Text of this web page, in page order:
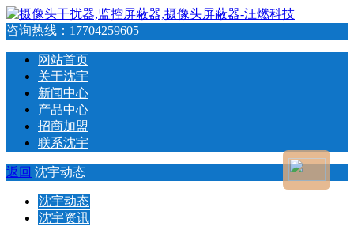
咨询热线： 17704259605
网站首页
关于沈宇
新闻中心
产品中心
招商加盟
联系沈宇
返回 沈宇动态
沈宇动态
沈宇资讯